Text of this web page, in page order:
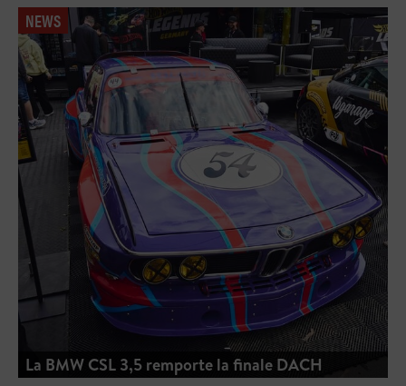
NEWS
La BMW CSL 3,5 remporte la finale DACH